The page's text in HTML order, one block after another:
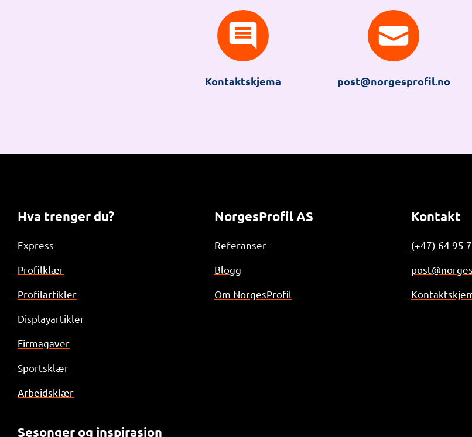
Kontaktskjema post@norgesprofil.no
Hva trenger du?
Express
Profilklær
Profilartikler
Displayartikler
Firmagaver
Sportsklær
Arbeidsklær
Sesonger og inspirasjon
NorgesProfil AS
Referanser
Blogg
Om NorgesProfil
Kontakt
(+47) 64 95